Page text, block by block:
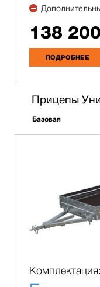
138 200
ПОДРОБНЕЕ
Прицепы
Базовая
Комплектация: